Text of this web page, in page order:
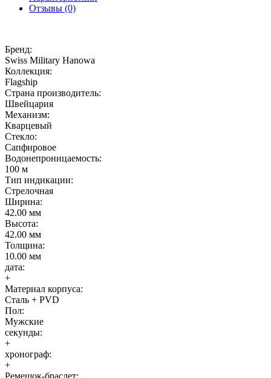
Отзывы (0)
Бренд:
Swiss Military Hanowa
Коллекция:
Flagship
Страна производитель:
Швейцария
Механизм:
Кварцевый
Стекло:
Сапфировое
Водонепроницаемость:
100 м
Тип индикации:
Стрелочная
Ширина:
42.00 мм
Высота:
42.00 мм
Толщина:
10.00 мм
дата:
+
Материал корпуса:
Сталь + PVD
Пол:
Мужские
секунды:
+
хронограф:
+
Ремешок-браслет: